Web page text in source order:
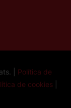
| Política de
de cookies